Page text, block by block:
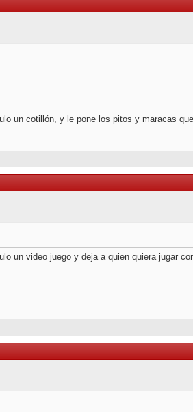
un cotillón, y le pone los pitos y maracas
un video juego y deja a quien quiera jugar